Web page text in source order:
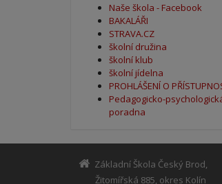
Naše škola - Facebook
BAKALÁŘI
STRAVA.CZ
školní družina
školní klub
školní jídelna
PROHLÁŠENÍ O
Pedagogicko-
poradna
Základní Škola Český Brod,
Žitomířská 885, okres Kolín